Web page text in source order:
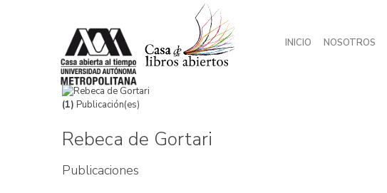
INICIO NOSOTROS
(1) Publicación(es)
Rebeca de Gortari
Publicaciones